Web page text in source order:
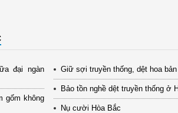
đại ngàn
gốm không
Giữ sợi truyền thống, dệt hoa
Bảo tồn nghề dệt truyền thống ở
Nụ cười Hòa Bắc